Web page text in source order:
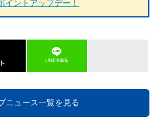
イントアップデー！
ニュース一覧を見る